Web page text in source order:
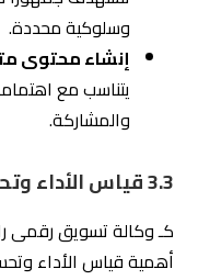
3.3 قياس الأداء وتحسينه باستمرار
كـ وكالة تسويق رقمى
أهمية قياس الأداء
استراتيجياتهم:
تقارير دقيقة
الحملات وتسليط